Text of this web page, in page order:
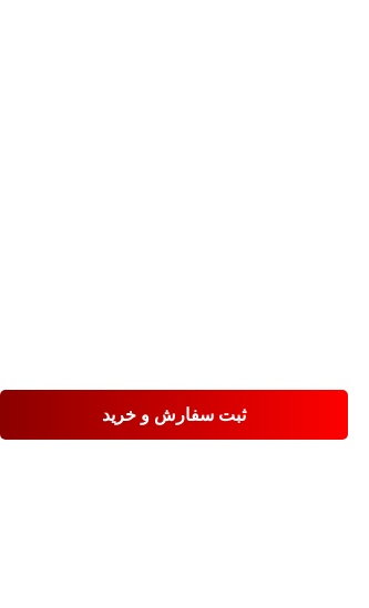
ثبت سفارش و خرید